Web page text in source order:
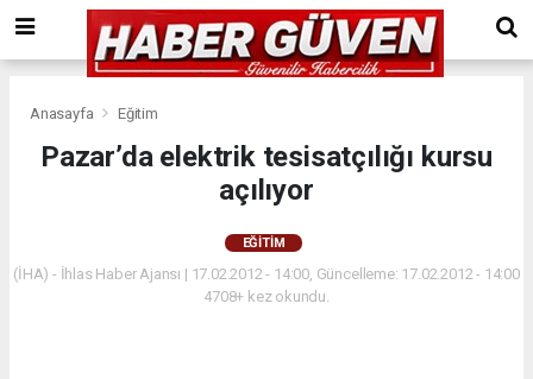
Anasayfa Eğitim
Pazar’da elektrik tesisatçılığı kursu
açılıyor
EĞITIM
(İHA) - İhlas Haber Ajansı | 17.02.2012 - 14:00, Güncelleme: 17.02.2012 - 14:00
4708+ kez okundu.